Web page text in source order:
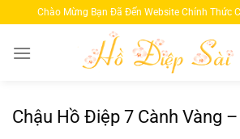
qua
nội
Chào Mừng Bạn Đã Đến Website Chính Thức
Chậu Hồ Điệp 7 Cành Vàng